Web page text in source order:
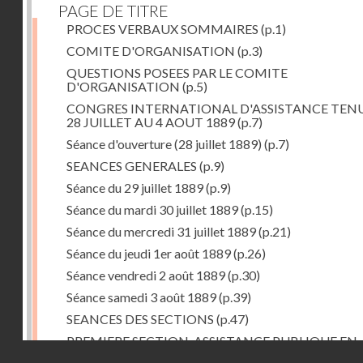
PAGE DE TITRE
PROCES VERBAUX SOMMAIRES (p.1)
COMITE D'ORGANISATION (p.3)
QUESTIONS POSEES PAR LE COMITE
D'ORGANISATION (p.5)
CONGRES INTERNATIONAL D'ASSISTANCE
28 JUILLET AU 4 AOUT 1889(p.7)
Séance d'ouverture (28 juillet 1889) (p.7)
SEANCES GENERALES (p.9)
Séance du 29 juillet 1889(p.9)
Séance du mardi 30 juillet 1889(p.15)
Séance du mercredi 31 juillet 1889(p.21)
Séance du jeudi 1er août 1889(p.26)
Séance vendredi 2 août 1889(p.30)
Séance samedi 3 août 1889(p.39)
SEANCES DES SECTIONS (p.47)
PREMIERE SECTION. ASSISTANCE PUBLIQUE EN